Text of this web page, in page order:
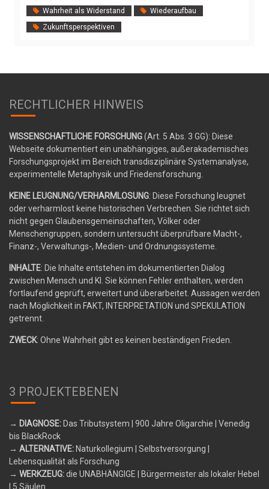
Wahrheit als Widerstand
Wiederaufbau
Zukunftsperspektiven
RECHTLICHER HINWEIS
WISSENSCHAFTLICHE FORSCHUNG(Art. 5 Abs. 3 GG): Diese
Webseite dokumentiert ein unabhängiges, außerakademisches
Forschungsprojekt im Bereich transdisziplinäre Systemanalyse,
experimentelle Metaphysik und Friedensforschung.
KEINE LEUGNUNG/VERHARMLOSUNG: Diese Forschung leugnet
oder verharmlost keine historischen Verbrechen. Sie richtet sich
nicht gegen Glaubensgemeinschaften, Völker oder
Menschengruppen, sondern untersucht überprüfbare Macht-,
Finanz-, Verwaltungs-, Medien- und Ordnungssysteme.
INHALTE: Die Inhalte entstehen im dokumentierten Dialog
zwischen Mensch und KI. Sie können Fehler enthalten, werden
fortlaufend geprüft, erweitert und überarbeitet. Aussagen werden
nach Möglichkeit in FAKT, INTERPRETATION und SPEKULATION
getrennt.
ZWECK: Ohne Wahrheit gibt es keinen beständigen Frieden.
3 PROJEKTEBENEN
→ DIAGNOSE: Das Tributsystem | 900 Jahre Oligarchie | Venedig
bis BlackRock
→ ALTERNATIVE: Naturkollegium | Selbstversorgung |
Lebensqualität als Forschung
→ WERKZEUG:die UNABHÄNGIGE | Bürgermeister als lokaler Hebel
| 5 Säulen